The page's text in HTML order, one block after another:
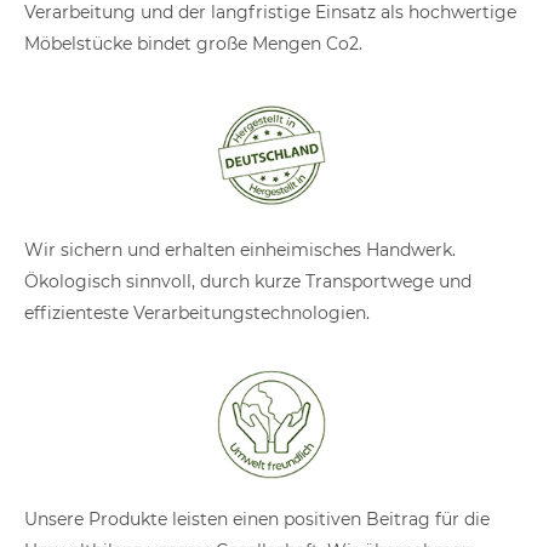
Verarbeitung und der langfristige Einsatz als hochwertige
Möbelstücke bindet große Mengen Co2.
Wir sichern und erhalten einheimisches Handwerk.
Ökologisch sinnvoll, durch kurze Transportwege und
effizienteste Verarbeitungstechnologien.
Unsere Produkte leisten einen positiven Beitrag für die